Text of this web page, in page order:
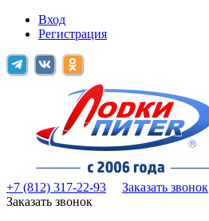
Вход
Регистрация
+7 (812) 317-22-93
Заказать звонок
Заказать звонок